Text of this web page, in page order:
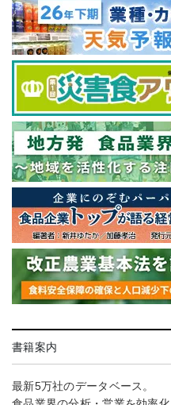
書籍案内
最新5万社のデータベース。